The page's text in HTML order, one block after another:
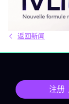
场中。结果就是：
场，而不是主动掌
29€，只为你提供
么？ IVLite即IVT
和电脑上收到IVT教
信息流，无需额外
但有正职工作、有
些内容？ 精确的
确聚焦要点，不会
预期情景与失效点
期简报 市场波动
返回新闻
注册